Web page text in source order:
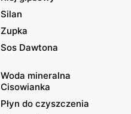
Silan
Zupka
Sos Dawtona
Woda mineralna
Cisowianka
Płyn do czyszczenia